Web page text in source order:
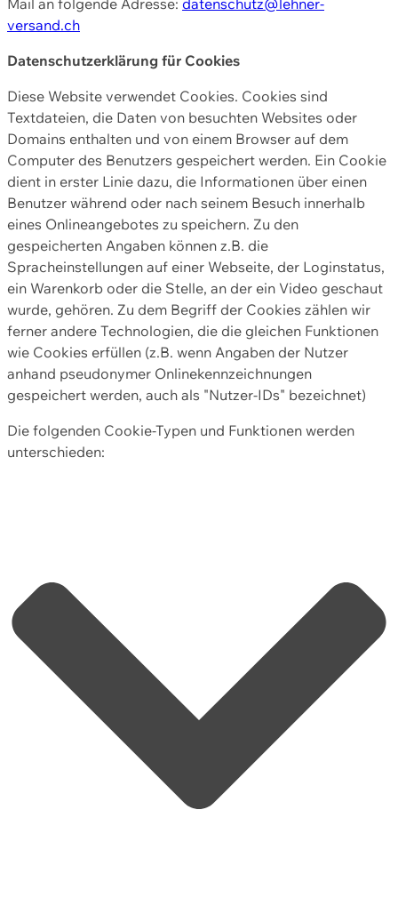
versand.ch
Datenschutzerklärung für Cookies
Diese Website verwendet Cookies. Cookies sind
Textdateien, die Daten von besuchten Websites oder
Domains enthalten und von einem Browser auf dem
Computer des Benutzers gespeichert werden. Ein Cookie
dient in erster Linie dazu, die Informationen über einen
Benutzer während oder nach seinem Besuch innerhalb
eines Onlineangebotes zu speichern. Zu den
gespeicherten Angaben können z.B. die
Spracheinstellungen auf einer Webseite, der Loginstatus,
ein Warenkorb oder die Stelle, an der ein Video geschaut
wurde, gehören. Zu dem Begriff der Cookies zählen wir
ferner andere Technologien, die die gleichen Funktionen
wie Cookies erfüllen (z.B. wenn Angaben der Nutzer
anhand pseudonymer Onlinekennzeichnungen
gespeichert werden, auch als "Nutzer-IDs" bezeichnet)
Die folgenden Cookie-Typen und Funktionen werden
unterschieden: